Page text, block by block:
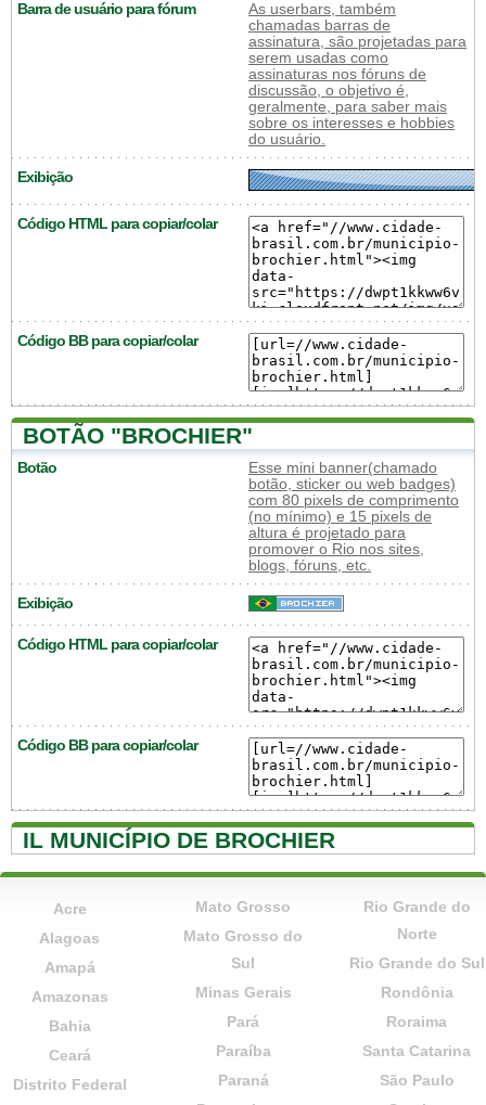
Barra de usuário para fórum
As userbars, também
chamadas barras de
assinatura, são projetadas para
serem usadas como
assinaturas nos fóruns de
discussão, o objetivo é,
geralmente, para saber mais
sobre os interesses e hobbies
do usuário.
Exibição
Código HTML para copiar/colar
Código BB para copiar/colar
BOTÃO "BROCHIER"
Botão
Esse mini banner(chamado
botão, sticker ou web badges)
com 80 pixels de comprimento
(no mínimo) e 15 pixels de
altura é projetado para
promover o Rio nos sites,
blogs, fóruns, etc.
Exibição
Código HTML para copiar/colar
Código BB para copiar/colar
IL MUNICÍPIO DE BROCHIER
Acre
Alagoas
Amapá
Amazonas
Bahia
Ceará
Distrito Federal
Mato Grosso
Mato Grosso do
Sul
Minas Gerais
Pará
Paraíba
Paraná
Rio Grande do
Norte
Rio Grande do Sul
Rondônia
Roraima
Santa Catarina
São Paulo